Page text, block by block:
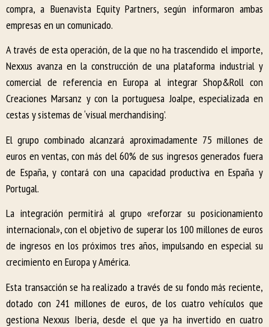
compra, a Buenavista Equity Partners, según informaron ambas
empresas en un comunicado.
A través de esta operación, de la que no ha trascendido el importe,
Nexxus avanza en la construcción de una plataforma industrial y
comercial de referencia en Europa al integrar Shop&Roll con
Creaciones Marsanz y con la portuguesa Joalpe, especializada en
cestas y sistemas de ‘visual merchandising’.
El grupo combinado alcanzará aproximadamente 75 millones de
euros en ventas, con más del 60% de sus ingresos generados fuera
de España, y contará con una capacidad productiva en España y
Portugal.
La integración permitirá al grupo «reforzar su posicionamiento
internacional», con el objetivo de superar los 100 millones de euros
de ingresos en los próximos tres años, impulsando en especial su
crecimiento en Europa y América.
Esta transacción se ha realizado a través de su fondo más reciente,
dotado con 241 millones de euros, de los cuatro vehículos que
gestiona Nexxus Iberia, desde el que ya ha invertido en cuatro